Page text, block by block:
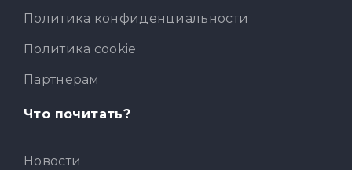
Политика конфиденциальности
Политика cookie
Партнерам
Что почитать?
Новости